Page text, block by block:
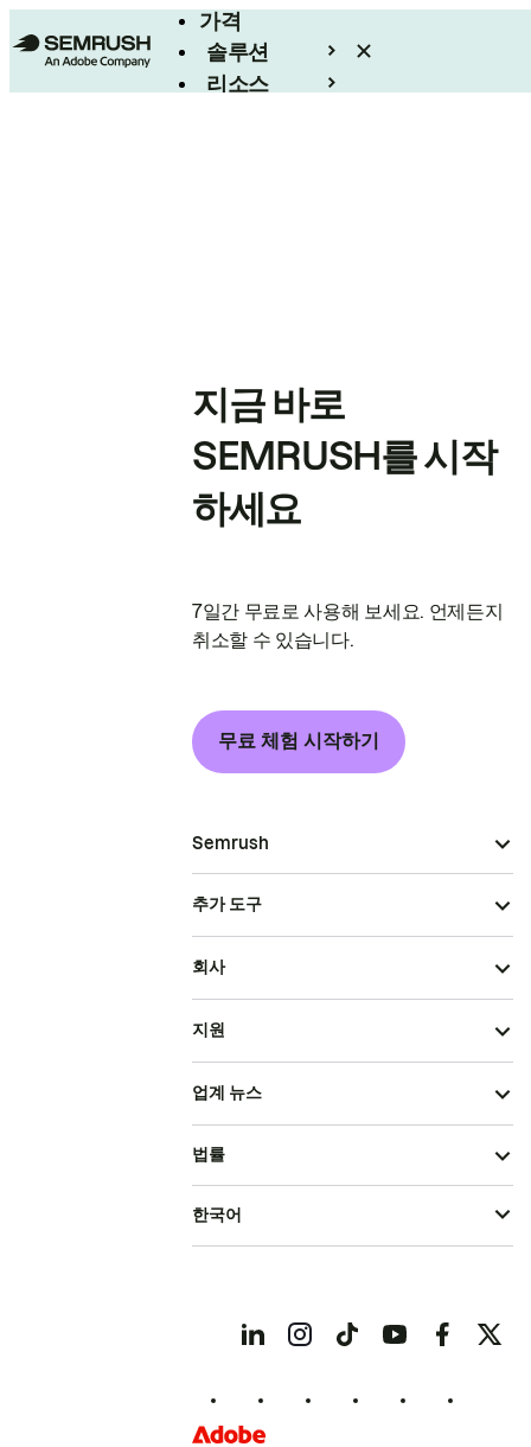
가격
솔루션
리소스
지금 바로
SEMRUSH를 시작
하세요
7일간 무료로 사용해 보세요. 언제든지
취소할 수 있습니다.
무료 체험 시작하기
Semrush
추가 도구
회사
지원
업계 뉴스
법률
한국어